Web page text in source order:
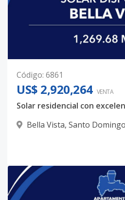
Código: 6861
US$ 2,920,264 VENTA
Bella Vista, Santo